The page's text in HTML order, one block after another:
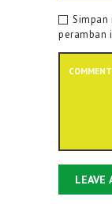
Simpan
peramban